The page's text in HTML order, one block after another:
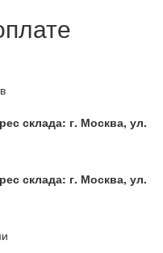
склада: г. Москва, ул.
склада: г. Москва, ул.